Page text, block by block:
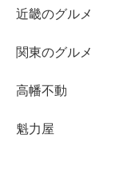
近畿のグルメ
関東のグルメ
高幡不動
魁力屋